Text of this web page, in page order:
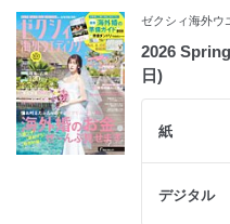
ゼクシィ海外ウ
2026
日)
紙
デジタル